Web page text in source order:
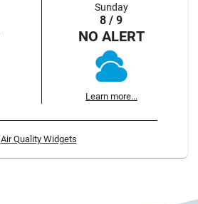
Sunday
8 / 9
NO ALERT
Learn more...
Air Quality Widgets